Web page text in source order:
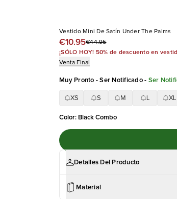
Vestido Mini De Satín Under The Palms
€10.95€44.95
¡SÓLO HOY! 50% de descuento en
Venta Final
Muy Pronto - Ser Notificado- Ser
XS S M XL
Color: Black Combo
Detalles Del Producto
Material